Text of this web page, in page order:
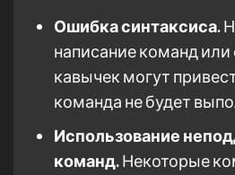
Ошибка синтаксиса.
написание команд или
кавычек могут
команда не будет
Использование
команд.Некоторые